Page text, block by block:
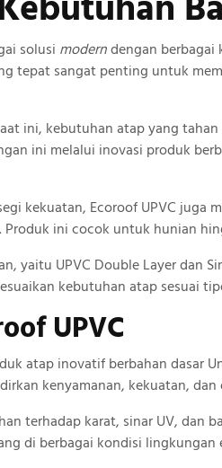
solusi moderndengan berbagai
tepat sangat penting untuk
ini, kebutuhan atap yang
ini melalui inovasi produk
kekuatan, Ecoroof UPVC juga
Produk ini cocok untuk hunian
yaitu UPVC Double Layer dan
kebutuhan atap sesuai
UPVC
atap inovatif berbahan dasar
kenyamanan, kekuatan,
terhadap karat, sinar UV, dan
di berbagai kondisi lingkungan